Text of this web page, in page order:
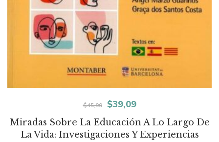
Miradas Sobre La Educación A Lo Largo De
La Vida: Investigaciones Y Experiencias
$45,99
El
precio
original
$39,09El
precio
actual